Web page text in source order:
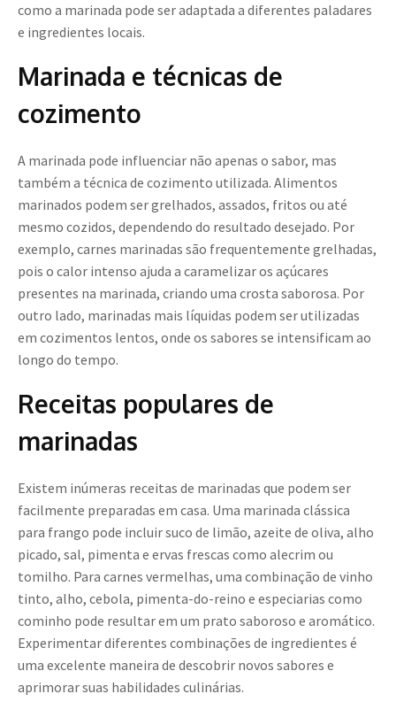
como a marinada pode ser adaptada a diferentes paladares
e ingredientes locais.
Marinada e técnicas de
cozimento
A marinada pode influenciar não apenas o sabor, mas
também a técnica de cozimento utilizada. Alimentos
marinados podem ser grelhados, assados, fritos ou até
mesmo cozidos, dependendo do resultado desejado. Por
exemplo, carnes marinadas são frequentemente grelhadas,
pois o calor intenso ajuda a caramelizar os açúcares
presentes na marinada, criando uma crosta saborosa. Por
outro lado, marinadas mais líquidas podem ser utilizadas
em cozimentos lentos, onde os sabores se intensificam ao
longo do tempo.
Receitas populares de
marinadas
Existem inúmeras receitas de marinadas que podem ser
facilmente preparadas em casa. Uma marinada clássica
para frango pode incluir suco de limão, azeite de oliva, alho
picado, sal, pimenta e ervas frescas como alecrim ou
tomilho. Para carnes vermelhas, uma combinação de vinho
tinto, alho, cebola, pimenta-do-reino e especiarias como
cominho pode resultar em um prato saboroso e aromático.
Experimentar diferentes combinações de ingredientes é
uma excelente maneira de descobrir novos sabores e
aprimorar suas habilidades culinárias.